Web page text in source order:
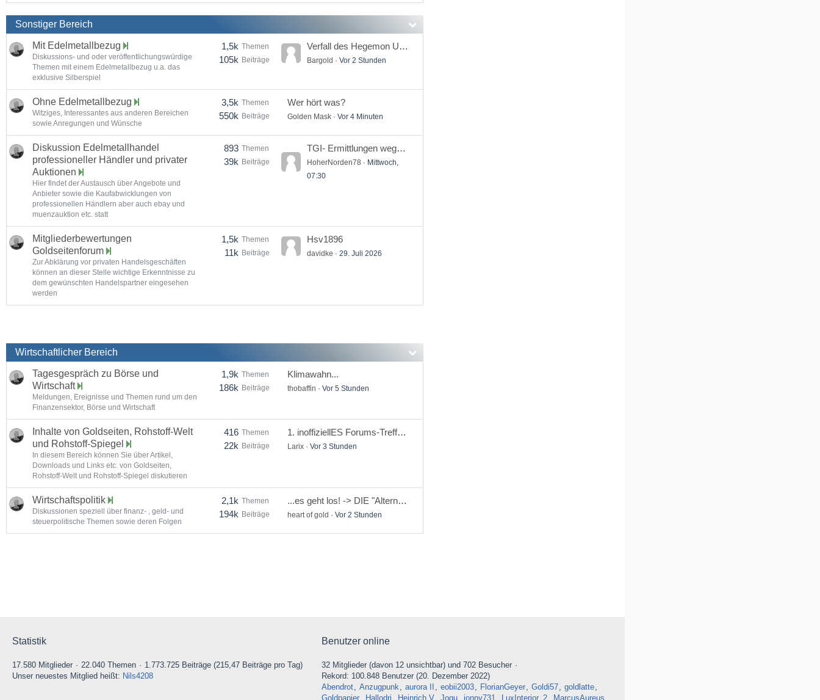
Sonstiger Bereich
Mit Edelmetallbezug
Diskussions- und oder veröffentlichungswürdige
Themen mit einem Edelmetallbezug u.a. das
exklusive Silberspiel
Themen
1,5k
Beiträge
105k
Verfall des Hegemon USA
Bargold Vor 2 Stunden
Ohne Edelmetallbezug
Witziges, Interessantes aus anderen Bereichen
sowie Anregungen und Wünsche
Themen
3,5k
Beiträge
550k
Wer hört was?
Golden Mask Vor 4 Minuten
Diskussion Edelmetallhandel
professioneller Händler und privater
Auktionen
Hier findet der Austausch über Angebote und
Anbieter sowie die Kaufabwicklungen von
professionellen Händlern aber auch ebay und
muenzauktion etc. statt
Themen
893
Beiträge
39k
TGI- Ermittlungen wegen eines möglichen Schneeballsystems
HoherNorden78
Mittwoch,
07:30
Mitgliederbewertungen
Goldseitenforum
Zur Abklärung vor privaten Handelsgeschäften
können an dieser Stelle wichtige Erkenntnisse zu
dem gewünschten Handelspartner eingesehen
werden
Themen
1,5k
Beiträge
11k
Hsv1896
davidke 29. Juli 2026
Wirtschaftlicher Bereich
Tagesgespräch zu Börse und
Wirtschaft
Meldungen, Ereignisse und Themen rund um den
Finanzensektor, Börse und Wirtschaft
Themen
1,9k
Beiträge
186k
Klimawahn...
thobaffin Vor 5 Stunden
Inhalte von Goldseiten, Rohstoff-Welt
und Rohstoff-Spiegel
In diesem Bereich können Sie über Artikel,
Downloads und Links etc. von Goldseiten,
Rohstoff-Welt und Rohstoff-Spiegel diskutieren
Themen
416
Beiträge
22k
1. inoffiziellES Forums-Treffen in Franggn
Larix Vor 3 Stunden
Wirtschaftspolitik
Diskussionen speziell über finanz- , geld- und
steuerpolitische Themen sowie deren Folgen
Themen
2,1k
Beiträge
194k
...es geht los! -> DIE "Alternative für Deutschland" AfD
heart of gold Vor 2 Stunden
Statistik
17.580 Mitglieder 22.040 Themen
1.773.725 Beiträge (215,47 Beiträge pro Tag)
Unser neuestes Mitglied heißt: Nils4208
Benutzer online
32 Mitglieder (davon 12 unsichtbar) und 702 Besucher
Rekord: 100.848 Benutzer (20. Dezember 2022)
Abendrot
Anzugpunk aurora II eobii2003 FlorianGeyer Goldi57
goldlatte
Goldpapier
Hallodri Heinrich V Jogu jonny731 LuxInterior_2 MarcusAureus